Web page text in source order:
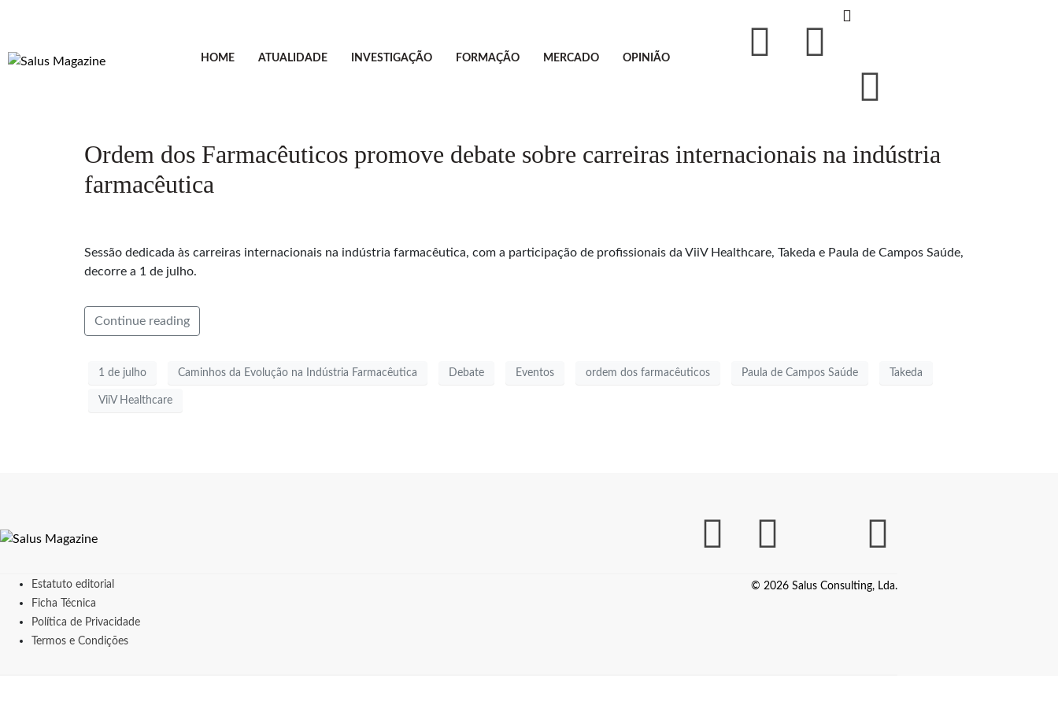
HOME ATUALIDADE INVESTIGAÇÃO FORMAÇÃO MERCADO OPINIÃO
Ordem dos Farmacêuticos promove debate sobre carreiras internacionais na indústria
farmacêutica
Sessão dedicada às carreiras internacionais na indústria farmacêutica, com a participação de profissionais da ViiV Healthcare, Takeda e Paula de Campos Saúde,
decorre a 1 de julho.
Continue reading
1 de julho Caminhos da Evolução na Indústria Farmacêutica Debate Eventos ordem dos farmacêuticos Paula de Campos Saúde Takeda
ViiV Healthcare
Estatuto editorial
Ficha Técnica
Política de Privacidade
Termos e Condições
© 2026 Salus Consulting, Lda.